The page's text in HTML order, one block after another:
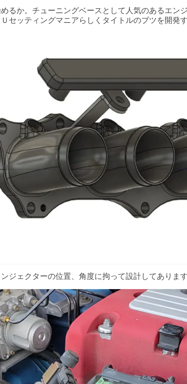
るか。チューニングベースとして人気のあるエン
セッティングマニアらしくタイトルのブツを開発
ジェクターの位置、角度に拘って設計してあります